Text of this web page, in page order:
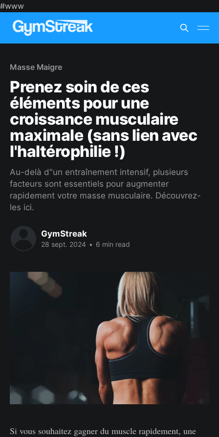
#www
Masse Maigre
Prenez soin de ces
éléments pour une
croissance musculaire
maximale (sans lien avec
l'haltérophilie !)
Au-delà d"un entraînement intensif, plusieurs
facteurs sont essentiels pour augmenter
rapidement votre masse musculaire. Découvrez-
les ici.
GymStreak
28 sept. 2024 • 6 min read
Si vous souhaitez gagner du muscle rapidement, une